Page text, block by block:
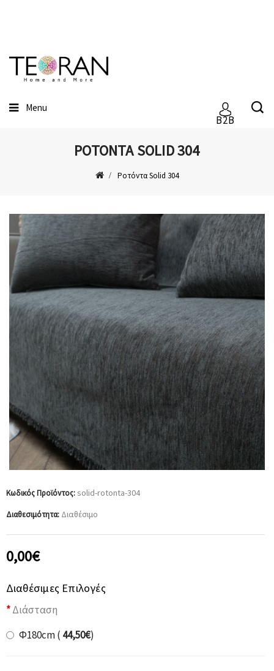
B2B
Menu
ΡΟΤΌΝΤΑ SOLID 304
Ροτόντα Solid 304
Κωδικός Προϊόντος:solid-rotonta-304
Διαθεσιμότητα: Διαθέσιμο
0,00€
Διαθέσιμες Επιλογές
Διάσταση
Φ180cm ( 44,50€)